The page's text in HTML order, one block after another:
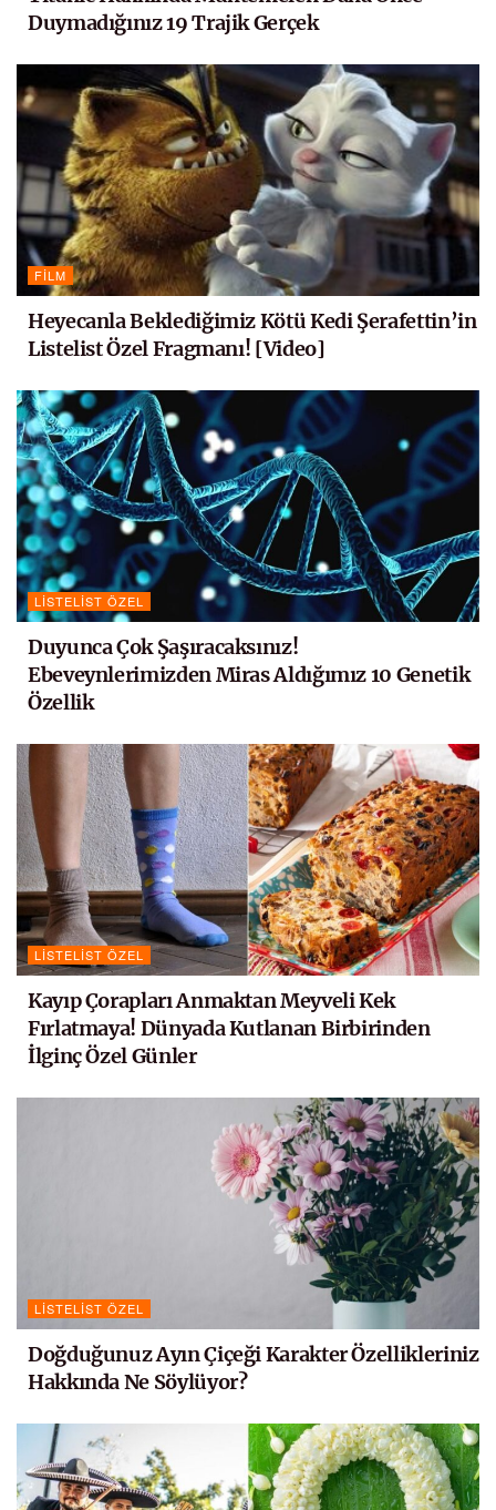
Duymadığınız 19 Trajik Gerçek
FILM
Heyecanla Beklediğimiz Kötü Kedi Şerafettin’in
Listelist Özel Fragmanı! [Video]
LISTELIST ÖZEL
Duyunca Çok Şaşıracaksınız!
Ebeveynlerimizden Miras Aldığımız 10 Genetik
Özellik
LISTELIST ÖZEL
Kayıp Çorapları Anmaktan Meyveli Kek
Fırlatmaya! Dünyada Kutlanan Birbirinden
İlginç Özel Günler
LISTELIST ÖZEL
Doğduğunuz Ayın Çiçeği Karakter Özellikleriniz
Hakkında Ne Söylüyor?